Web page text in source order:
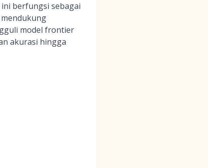
berfungsi sebagai
model frontier
akurasi hingga